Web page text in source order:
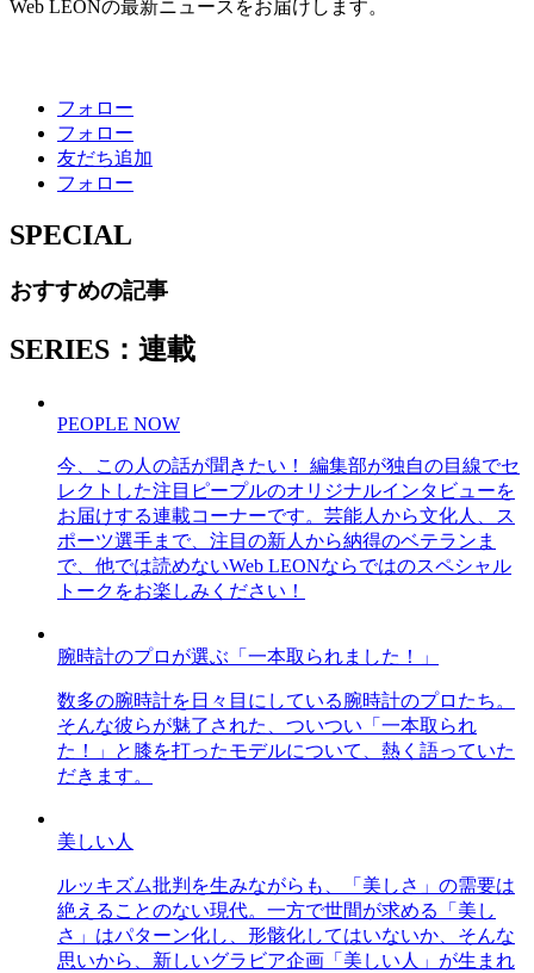
Web LEONの最新ニュースをお届けします。
フォロー
フォロー
友だち追加
フォロー
SPECIAL
おすすめの記事
SERIES：連載
PEOPLE NOW
今、この人の話が聞きたい！ 編集部が独自の目線でセ
レクトした注目ピープルのオリジナルインタビューを
お届けする連載コーナーです。芸能人から文化人、ス
ポーツ選手まで、注目の新人から納得のベテランま
で、他では読めないWeb LEONならではのスペシャル
トークをお楽しみください！
腕時計のプロが選ぶ「一本取られました！」
数多の腕時計を日々目にしている腕時計のプロたち。
そんな彼らが魅了された、ついつい「一本取られ
た！」と膝を打ったモデルについて、熱く語っていた
だきます。
美しい人
ルッキズム批判を生みながらも、「美しさ」の需要は
絶えることのない現代。一方で世間が求める「美し
さ」はパターン化し、形骸化してはいないか、そんな
思いから、新しいグラビア企画「美しい人」が生まれ